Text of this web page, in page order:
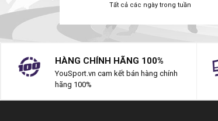
Tất cả các ngày trong tuần
HÀNG CHÍNH HÃNG 100%
YouSport.vn cam kết bán hàng chính
hãng 100%